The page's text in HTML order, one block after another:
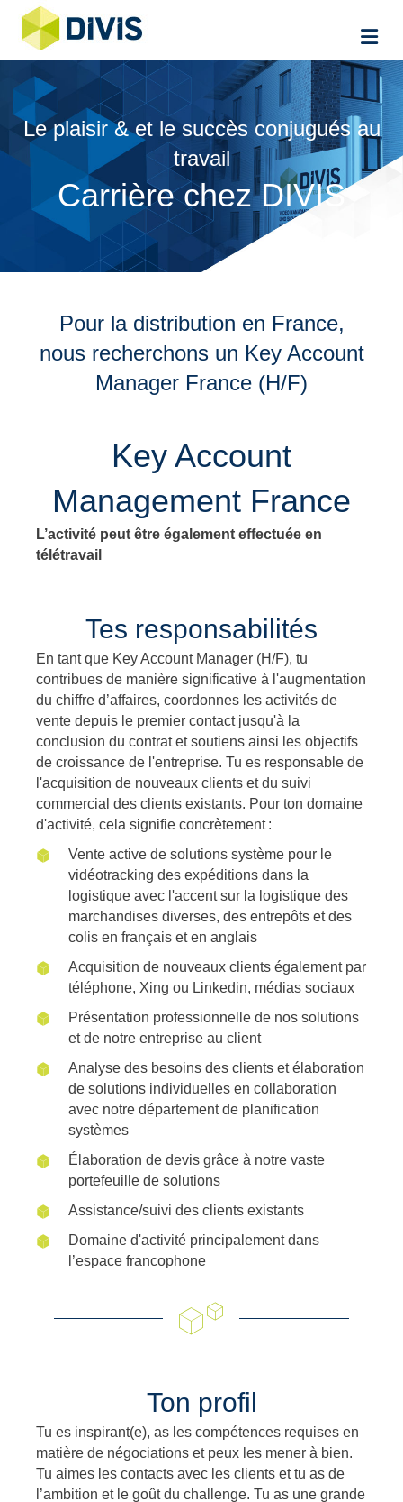
Le plaisir & et le succès conjugués au
travail
Carrière chez DIVIS
Pour la distribution en France,
nous recherchons un Key Account
Manager France (H/F)
Key Account
Management France
L’activité peut être également effectuée en
télétravail
Tes responsabilités
En tant que Key Account Manager (H/F), tu
contribues de manière significative à l'augmentation
du chiffre d’affaires, coordonnes les activités de
vente depuis le premier contact jusqu'à la
conclusion du contrat et soutiens ainsi les objectifs
de croissance de l'entreprise. Tu es responsable de
l'acquisition de nouveaux clients et du suivi
commercial des clients existants. Pour ton domaine
d'activité, cela signifie concrètement :
Vente active de solutions système pour le
vidéotracking des expéditions dans la
logistique avec l'accent sur la logistique des
marchandises diverses, des entrepôts et des
colis en français et en anglais
Acquisition de nouveaux clients également par
téléphone, Xing ou Linkedin, médias sociaux
Présentation professionnelle de nos solutions
et de notre entreprise au client
Analyse des besoins des clients et élaboration
de solutions individuelles en collaboration
avec notre département de planification
systèmes
Élaboration de devis grâce à notre vaste
portefeuille de solutions
Assistance/suivi des clients existants
Domaine d'activité principalement dans
l’espace francophone
Ton profil
Tu es inspirant(e), as les compétences requises en
matière de négociations et peux les mener à bien.
Tu aimes les contacts avec les clients et tu as de
l’ambition et le goût du challenge. Tu as une grande